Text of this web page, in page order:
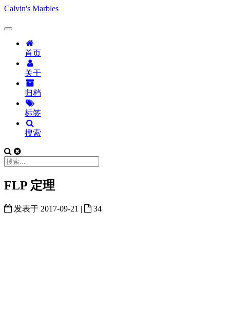
Calvin's Marbles
首页
关于
归档
标签
搜索
FLP 定理
发表于 2017-09-21 | 34